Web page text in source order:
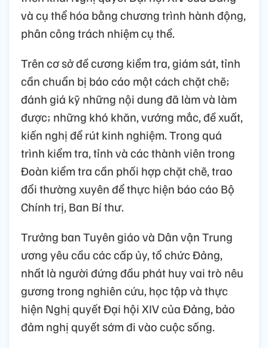
và cụ thể hóa bằng chương trình hành động,
phân công trách nhiệm cụ thể.
Trên cơ sở đề cương kiểm tra, giám sát, tỉnh
cần chuẩn bị báo cáo một cách chặt chẽ;
đánh giá kỹ những nội dung đã làm và làm
được; những khó khăn, vướng mắc, đề xuất,
kiến nghị để rút kinh nghiệm. Trong quá
trình kiểm tra, tỉnh và các thành viên trong
Đoàn kiểm tra cần phối hợp chặt chẽ, trao
đổi thường xuyên để thực hiện báo cáo Bộ
Chính trị, Ban Bí thư.
Trưởng ban Tuyên giáo và Dân vận Trung
ương yêu cầu các cấp ủy, tổ chức Đảng,
nhất là người đứng đầu phát huy vai trò nêu
gương trong nghiên cứu, học tập và thực
hiện Nghị quyết Đại hội XIV của Đảng, bảo
đảm nghị quyết sớm đi vào cuộc sống.